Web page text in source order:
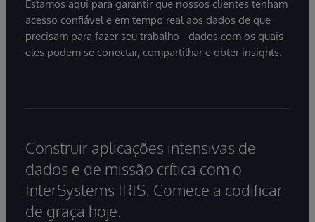
Estamos aqui para garantir que nossos clientes tenham
acesso confiável e em tempo real aos dados de que
precisam para fazer seu trabalho - dados com os quais
eles podem se conectar, compartilhar e obter insights.
Construir aplicações intensivas de
dados e de missão crítica com o
InterSystems IRIS. Comece a codificar
de graça hoje.